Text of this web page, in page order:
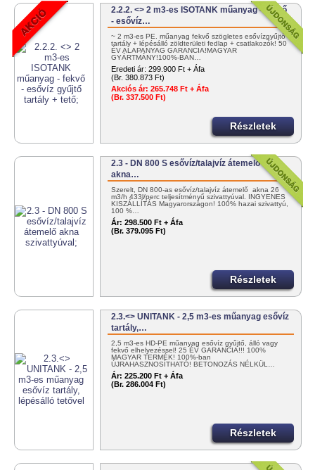
2.2.2. <> 2 m3-es ISOTANK műanyag - fekvő
- esővíz…
~ 2 m3-es PE. műanyag fekvő szögletes esővízgyűjtő
tartály + lépésálló zöldterületi fedlap + csatlakozók! 50
ÉV ALAPANYAG GARANCIA!MAGYAR
GYÁRTMÁNY!100%-BAN…
Eredeti ár: 299.900 Ft + Áfa
(Br. 380.873 Ft)
Akciós ár: 265.748 Ft + Áfa
(Br. 337.500 Ft)
Részletek
2.3 - DN 800 S esővíz/talajvíz átemelő
akna…
Szerelt, DN 800-as esővíz/talajvíz átemelő akna 26
m3/h 433l/perc teljesítményű szivattyúval. INGYENES
KISZÁLLÍTÁS Magyarországon! 100% hazai szivattyú,
100 %…
Ár: 298.500 Ft + Áfa
(Br. 379.095 Ft)
Részletek
2.3.<> UNITANK - 2,5 m3-es műanyag esővíz
tartály,…
2,5 m3-es HD-PE műanyag esővíz gyűjtő, álló vagy
fekvő elhelyezéssel! 25 ÉV GARANCIA!!! 100%
MAGYAR TERMÉK! 100%-ban
ÚJRAHASZNOSÍTHATÓ! BETONOZÁS NÉLKÜL…
Ár: 225.200 Ft + Áfa
(Br. 286.004 Ft)
Részletek